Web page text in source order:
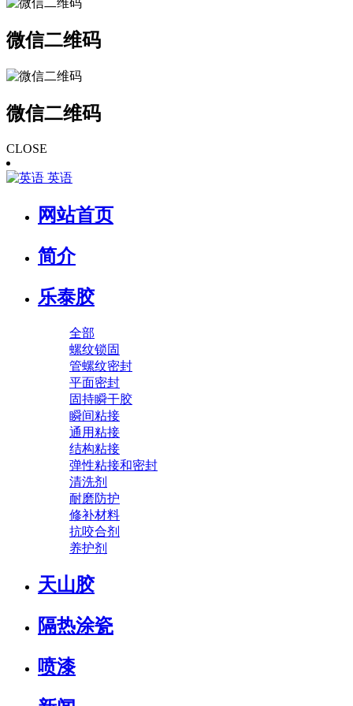
微信二维码
微信二维码
CLOSE
英语
网站首页
简介
乐泰胶
全部
螺纹锁固
管螺纹密封
平面密封
固持瞬干胶
瞬间粘接
通用粘接
结构粘接
弹性粘接和密封
清洗剂
耐磨防护
修补材料
抗咬合剂
养护剂
天山胶
隔热涂瓷
喷漆